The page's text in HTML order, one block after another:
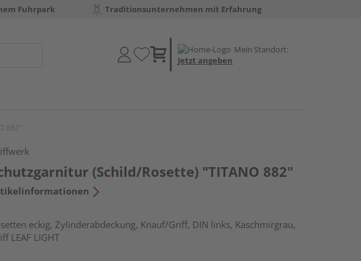
Fuhrpark Traditionsunternehmen mit Erfahrung
Mein Standort:
Jetzt angeben
(Schild/Rosette) "TITANO 882"
eckig, Zylinderabdeckung, Knauf/Griff, DIN links, Kaschmirgrau,
LEAF LIGHT